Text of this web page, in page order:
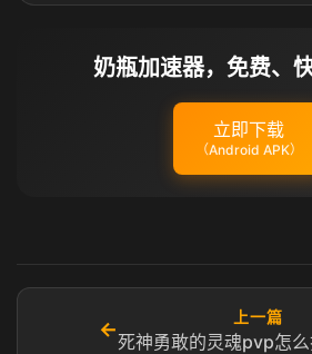
奶瓶加速器，免费、
立即下载
（Android APK）
←
上一篇
死神勇敢的灵魂pvp怎